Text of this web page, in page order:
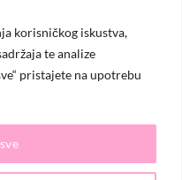
korisničkog iskustva,
te analize
pristajete na upotrebu
prava zadržana.